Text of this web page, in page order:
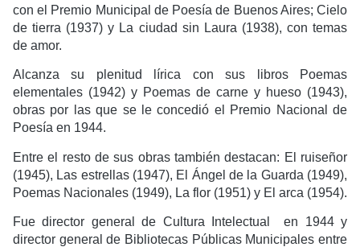
con el Premio Municipal de Poesía de Buenos Aires; Cielo
de tierra (1937) y La ciudad sin Laura (1938), con temas
de amor.
Alcanza su plenitud lírica con sus libros Poemas
elementales (1942) y Poemas de carne y hueso (1943),
obras por las que se le concedió el Premio Nacional de
Poesía en 1944.
Entre el resto de sus obras también destacan: El ruiseñor
(1945), Las estrellas (1947), El Ángel de la Guarda (1949),
Poemas Nacionales (1949), La flor (1951) y El arca (1954).
Fue director general de Cultura Intelectual en 1944 y
director general de Bibliotecas Públicas Municipales entre